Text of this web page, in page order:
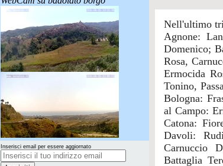
Inserisci email per essere aggiornato
Nell'ultimo
Agnone:
Domenico;
Rosa,
Ermocida
Tonino,
Bologna:
al Campo:
Catona:
Davoli:
Carnuccio
Battaglia